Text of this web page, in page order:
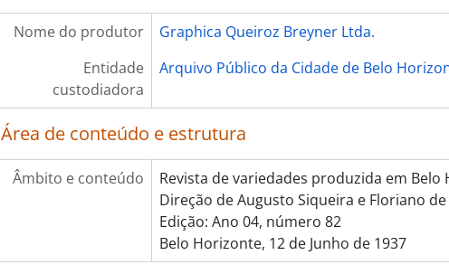
Nome do produtor
Graphica Queiroz Breyner Ltda.
Entidade
custodiadora
Arquivo Público da Cidade de Belo
Área de conteúdo e estrutura
Âmbito e conteúdo
Revista de variedades produzida em Belo
Direção de Augusto Siqueira e Floriano de
Edição: Ano 04, número 82
Belo Horizonte, 12 de Junho de 1937